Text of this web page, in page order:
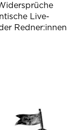
Live-
Redner:innen